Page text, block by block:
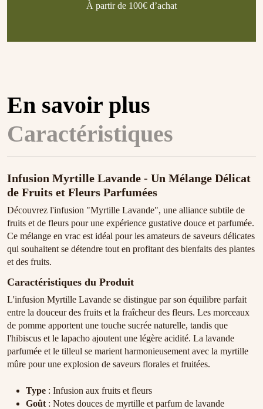
À partir de 100€ d’achat
En savoir plus
Caractéristiques
Infusion Myrtille Lavande - Un Mélange Délicat
de Fruits et Fleurs Parfumées
Découvrez l'infusion "Myrtille Lavande", une alliance subtile de
fruits et de fleurs pour une expérience gustative douce et parfumée.
Ce mélange en vrac est idéal pour les amateurs de saveurs délicates
qui souhaitent se détendre tout en profitant des bienfaits des plantes
et des fruits.
Caractéristiques du Produit
L'infusion Myrtille Lavande se distingue par son équilibre parfait
entre la douceur des fruits et la fraîcheur des fleurs. Les morceaux
de pomme apportent une touche sucrée naturelle, tandis que
l'hibiscus et le lapacho ajoutent une légère acidité. La lavande
parfumée et le tilleul se marient harmonieusement avec la myrtille
mûre pour une explosion de saveurs florales et fruitées.
Type : Infusion aux fruits et fleurs
Goût : Notes douces de myrtille et parfum de lavande